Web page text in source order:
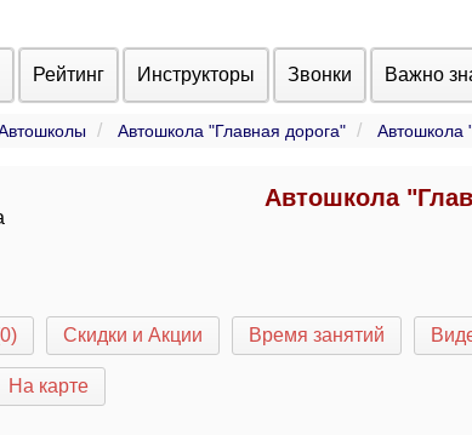
Рейтинг Инструкторы Звонки Важно
Автошкола "Главная дорога" Автошкола
Автошкола
Скидки и Акции Время занятий
На карте